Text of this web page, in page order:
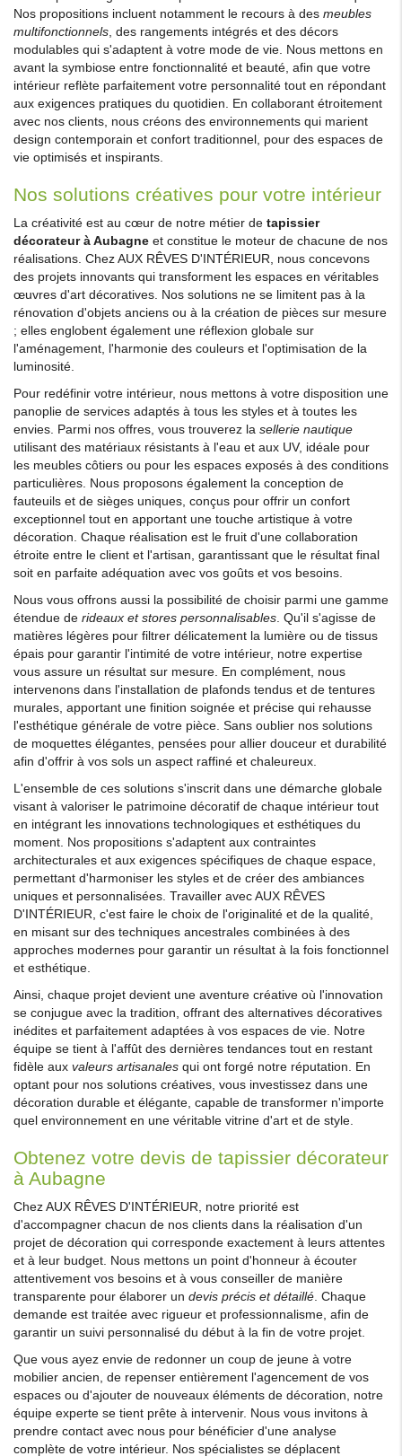
Nos propositions incluent notamment le recours à des meubles
multifonctionnels, des rangements intégrés et des décors
modulables qui s'adaptent à votre mode de vie. Nous mettons en
avant la symbiose entre fonctionnalité et beauté, afin que votre
intérieur reflète parfaitement votre personnalité tout en répondant
aux exigences pratiques du quotidien. En collaborant étroitement
avec nos clients, nous créons des environnements qui marient
design contemporain et confort traditionnel, pour des espaces de
vie optimisés et inspirants.
Nos solutions créatives pour votre intérieur
La créativité est au cœur de notre métier de tapissier
décorateur à Aubagne et constitue le moteur de chacune de nos
réalisations. Chez AUX RÊVES D'INTÉRIEUR, nous concevons
des projets innovants qui transforment les espaces en véritables
œuvres d'art décoratives. Nos solutions ne se limitent pas à la
rénovation d'objets anciens ou à la création de pièces sur mesure
; elles englobent également une réflexion globale sur
l'aménagement, l'harmonie des couleurs et l'optimisation de la
luminosité.
Pour redéfinir votre intérieur, nous mettons à votre disposition une
panoplie de services adaptés à tous les styles et à toutes les
envies. Parmi nos offres, vous trouverez la sellerie nautique
utilisant des matériaux résistants à l'eau et aux UV, idéale pour
les meubles côtiers ou pour les espaces exposés à des conditions
particulières. Nous proposons également la conception de
fauteuils et de sièges uniques, conçus pour offrir un confort
exceptionnel tout en apportant une touche artistique à votre
décoration. Chaque réalisation est le fruit d'une collaboration
étroite entre le client et l'artisan, garantissant que le résultat final
soit en parfaite adéquation avec vos goûts et vos besoins.
Nous vous offrons aussi la possibilité de choisir parmi une gamme
étendue de rideaux et stores personnalisables. Qu'il s'agisse de
matières légères pour filtrer délicatement la lumière ou de tissus
épais pour garantir l'intimité de votre intérieur, notre expertise
vous assure un résultat sur mesure. En complément, nous
intervenons dans l'installation de plafonds tendus et de tentures
murales, apportant une finition soignée et précise qui rehausse
l'esthétique générale de votre pièce. Sans oublier nos solutions
de moquettes élégantes, pensées pour allier douceur et durabilité
afin d'offrir à vos sols un aspect raffiné et chaleureux.
L'ensemble de ces solutions s'inscrit dans une démarche globale
visant à valoriser le patrimoine décoratif de chaque intérieur tout
en intégrant les innovations technologiques et esthétiques du
moment. Nos propositions s'adaptent aux contraintes
architecturales et aux exigences spécifiques de chaque espace,
permettant d'harmoniser les styles et de créer des ambiances
uniques et personnalisées. Travailler avec AUX RÊVES
D'INTÉRIEUR, c'est faire le choix de l'originalité et de la qualité,
en misant sur des techniques ancestrales combinées à des
approches modernes pour garantir un résultat à la fois fonctionnel
et esthétique.
Ainsi, chaque projet devient une aventure créative où l'innovation
se conjugue avec la tradition, offrant des alternatives décoratives
inédites et parfaitement adaptées à vos espaces de vie. Notre
équipe se tient à l'affût des dernières tendances tout en restant
fidèle aux valeurs artisanales qui ont forgé notre réputation. En
optant pour nos solutions créatives, vous investissez dans une
décoration durable et élégante, capable de transformer n'importe
quel environnement en une véritable vitrine d'art et de style.
Obtenez votre devis de tapissier décorateur
à Aubagne
Chez AUX RÊVES D'INTÉRIEUR, notre priorité est
d'accompagner chacun de nos clients dans la réalisation d'un
projet de décoration qui corresponde exactement à leurs attentes
et à leur budget. Nous mettons un point d'honneur à écouter
attentivement vos besoins et à vous conseiller de manière
transparente pour élaborer un devis précis et détaillé. Chaque
demande est traitée avec rigueur et professionnalisme, afin de
garantir un suivi personnalisé du début à la fin de votre projet.
Que vous ayez envie de redonner un coup de jeune à votre
mobilier ancien, de repenser entièrement l'agencement de vos
espaces ou d'ajouter de nouveaux éléments de décoration, notre
équipe experte se tient prête à intervenir. Nous vous invitons à
prendre contact avec nous pour bénéficier d'une analyse
complète de votre intérieur. Nos spécialistes se déplacent